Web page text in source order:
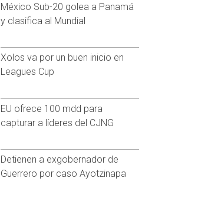
México Sub-20 golea a Panamá
y clasifica al Mundial
Xolos va por un buen inicio en
Leagues Cup
EU ofrece 100 mdd para
capturar a líderes del CJNG
Detienen a exgobernador de
Guerrero por caso Ayotzinapa